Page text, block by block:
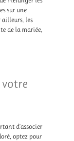
sur une
les
de la mariée,
votre
d’associer
optez pour